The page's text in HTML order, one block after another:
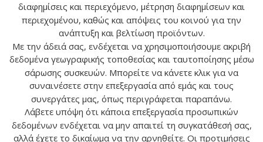
1 2 … 10
Ο ΛΟΓΑΡΙΑΣΜΟΣ ΜΟΥ
διαφημίσεις και περιεχόμενο, μέτρηση διαφημίσεων και
περιεχομένου, καθώς και απόψεις του κοινού για την
ανάπτυξη και βελτίωση προϊόντων.
Με την άδειά σας, ενδέχεται να χρησιμοποιήσουμε ακριβή
δεδομένα γεωγραφικής τοποθεσίας και ταυτοποίησης μέσω
σάρωσης συσκευών. Μπορείτε να κάνετε κλικ για να
συναινέσετε στην επεξεργασία από εμάς και τους
συνεργάτες μας, όπως περιγράφεται παραπάνω.
Λάβετε υπόψη ότι κάποια επεξεργασία προσωπικών
δεδομένων ενδέχεται να μην απαιτεί τη συγκατάθεσή σας,
αλλά έχετε το δικαίωμα να την αρνηθείτε. Οι προτιμήσεις